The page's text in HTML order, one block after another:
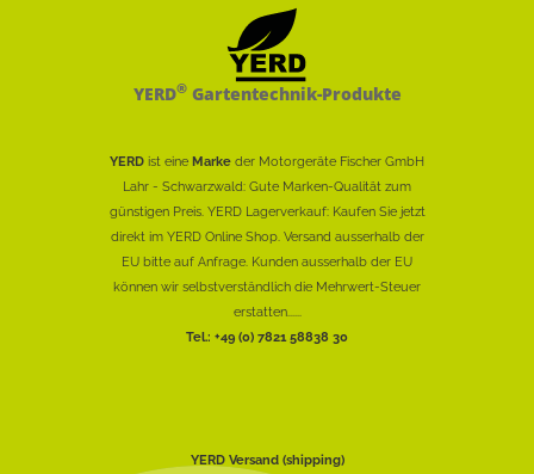
YERD®Gartentechnik-Produkte
YERD ist eine Marke der Motorgeräte Fischer GmbH
Lahr - Schwarzwald: Gute Marken-Qualität zum
günstigen Preis. YERD Lagerverkauf: Kaufen Sie jetzt
direkt im YERD Online Shop. Versand ausserhalb der
EU bitte auf Anfrage. Kunden ausserhalb der EU
können wir selbstverständlich die Mehrwert-Steuer
erstatten......
Tel.: +49 (0) 7821 58838 30
YERD Versand (shipping)